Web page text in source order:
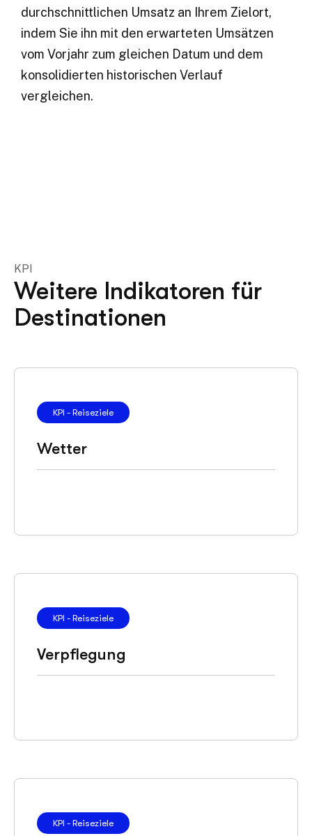
durchschnittlichen Umsatz an Ihrem Zielort,
indem Sie ihn mit den erwarteten Umsätzen
vom Vorjahr zum gleichen Datum und dem
konsolidierten historischen Verlauf
vergleichen.
KPI
Weitere Indikatoren für
Destinationen
KPI - Reiseziele
Wetter
KPI - Reiseziele
Verpflegung
KPI - Reiseziele